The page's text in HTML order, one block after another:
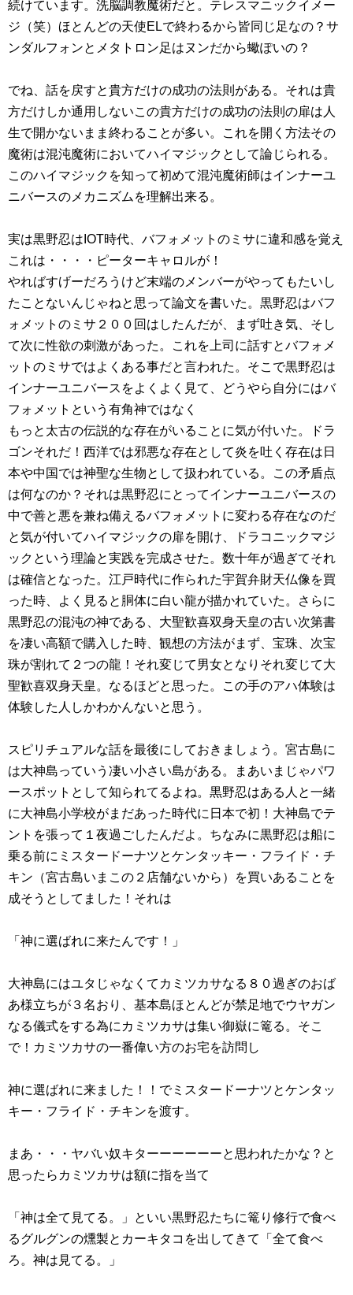
続けています。洗脳調教魔術だと。テレスマニックイメー
ジ（笑）ほとんどの天使ELで終わるから皆同じ足なの？サ
ンダルフォンとメタトロン足はヌンだから蠍ぽいの？
でね、話を戻すと貴方だけの成功の法則がある。それは貴
方だけしか通用しないこの貴方だけの成功の法則の扉は人
生で開かないまま終わることが多い。これを開く方法その
魔術は混沌魔術においてハイマジックとして論じられる。
このハイマジックを知って初めて混沌魔術師はインナーユ
ニバースのメカニズムを理解出来る。
実は黒野忍はIOT時代、バフォメットのミサに違和感を覚え
これは・・・・ピーターキャロルが！
やればすげーだろうけど末端のメンバーがやってもたいし
たことないんじゃねと思って論文を書いた。黒野忍はバフ
ォメットのミサ２００回はしたんだが、まず吐き気、そし
て次に性欲の刺激があった。これを上司に話すとバフォメ
ットのミサではよくある事だと言われた。そこで黒野忍は
インナーユニバースをよくよく見て、どうやら自分にはバ
フォメットという有角神ではなく
もっと太古の伝説的な存在がいることに気が付いた。ドラ
ゴンそれだ！西洋では邪悪な存在として炎を吐く存在は日
本や中国では神聖な生物として扱われている。この矛盾点
は何なのか？それは黒野忍にとってインナーユニバースの
中で善と悪を兼ね備えるバフォメットに変わる存在なのだ
と気が付いてハイマジックの扉を開け、ドラコニックマジ
ックという理論と実践を完成させた。数十年が過ぎてそれ
は確信となった。江戸時代に作られた宇賀弁財天仏像を買
った時、よく見ると胴体に白い龍が描かれていた。さらに
黒野忍の混沌の神である、大聖歓喜双身天皇の古い次第書
を凄い高額で購入した時、観想の方法がまず、宝珠、次宝
珠が割れて２つの龍！それ変じて男女となりそれ変じて大
聖歓喜双身天皇。なるほどと思った。この手のアハ体験は
体験した人しかわかんないと思う。
スピリチュアルな話を最後にしておきましょう。宮古島に
は大神島っていう凄い小さい島がある。まあいまじゃパワ
ースポットとして知られてるよね。黒野忍はある人と一緒
に大神島小学校がまだあった時代に日本で初！大神島でテ
ントを張って１夜過ごしたんだよ。ちなみに黒野忍は船に
乗る前にミスタードーナツとケンタッキー・フライド・チ
キン（宮古島いまこの２店舗ないから）を買いあることを
成そうとしてました！それは
「神に選ばれに来たんです！」
大神島にはユタじゃなくてカミツカサなる８０過ぎのおば
あ様立ちが３名おり、基本島ほとんどが禁足地でウヤガン
なる儀式をする為にカミツカサは集い御嶽に篭る。そこ
で！カミツカサの一番偉い方のお宅を訪問し
神に選ばれに来ました！！でミスタードーナツとケンタッ
キー・フライド・チキンを渡す。
まあ・・・ヤバい奴キターーーーーーと思われたかな？と
思ったらカミツカサは額に指を当て
「神は全て見てる。」といい黒野忍たちに篭り修行で食べ
るグルグンの燻製とカーキタコを出してきて「全て食べ
ろ。神は見てる。」